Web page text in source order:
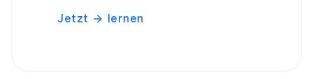
Jetzt arrow_forward lernen